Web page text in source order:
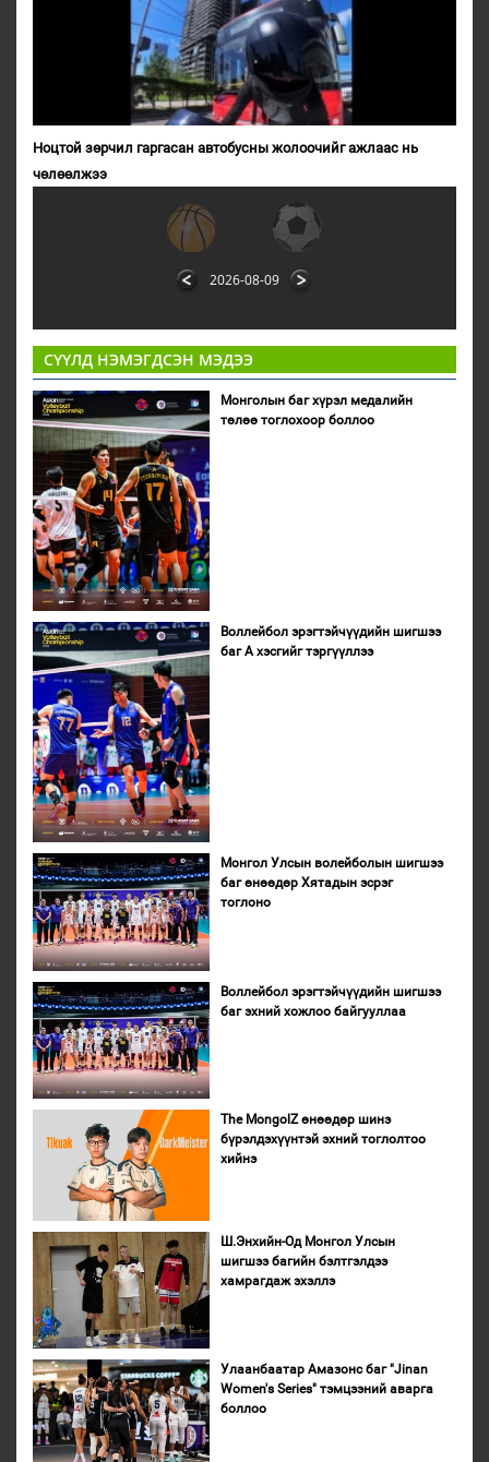
Ноцтой зөрчил гаргасан автобусны жолоочийг ажлаас нь
чөлөөлжээ
2026-08-09
СҮҮЛД НЭМЭГДСЭН МЭДЭЭ
Монголын баг хүрэл медалийн
төлөө тоглохоор боллоо
Воллейбол эрэгтэйчүүдийн шигшээ
баг А хэсгийг тэргүүллээ
Монгол Улсын волейболын шигшээ
баг өнөөдөр Хятадын эсрэг
тоглоно
Воллейбол эрэгтэйчүүдийн шигшээ
баг эхний хожлоо байгууллаа
The MongolZ өнөөдөр шинэ
бүрэлдэхүүнтэй эхний тоглолтоо
хийнэ
Ш.Энхийн-Од Монгол Улсын
шигшээ багийн бэлтгэлдээ
хамрагдаж эхэллэ
Улаанбаатар Амазонс баг "Jinan
Women's Series" тэмцээний аварга
боллоо